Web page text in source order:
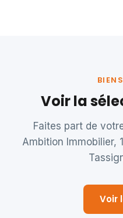
Voir la
Faites part de
Ambition Immobilier,
Voir